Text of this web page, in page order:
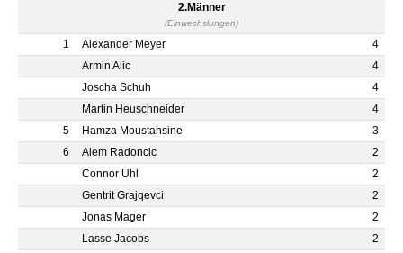
2.Männer
(Einwechslungen)
1 Alexander Meyer
4
Armin Alic
4
Joscha Schuh
4
Martin Heuschneider
4
5
Hamza Moustahsine
3
6
Alem Radoncic
2
Connor Uhl
2
Gentrit Grajqevci
2
Jonas Mager
2
Lasse Jacobs
2